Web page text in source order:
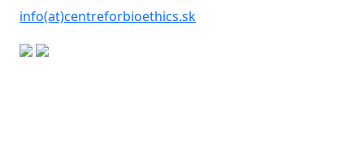
info(at)centreforbioethics.sk